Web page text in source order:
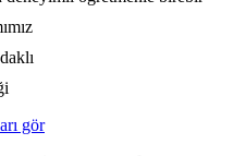
gör